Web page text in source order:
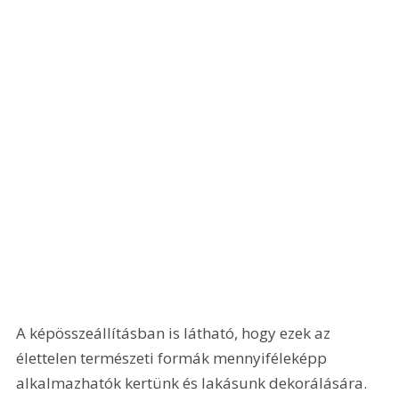
A képösszeállításban is látható, hogy ezek az
élettelen természeti formák mennyiféleképp
alkalmazhatók kertünk és lakásunk dekorálására.